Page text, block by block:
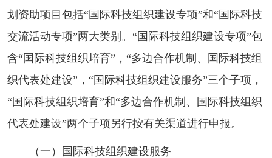
划资助项目包括“国际科技组织建设专项”和“国际科技
交流活动专项”两大类别。“国际科技组织建设专项”包
含“国际科技组织培育”，“多边合作机制、国际科技组
织代表处建设”，“国际科技组织建设服务”三个子项，
“国际科技组织培育”和“多边合作机制、国际科技组织
代表处建设”两个子项另行按有关渠道进行申报。
（一）国际科技组织建设服务